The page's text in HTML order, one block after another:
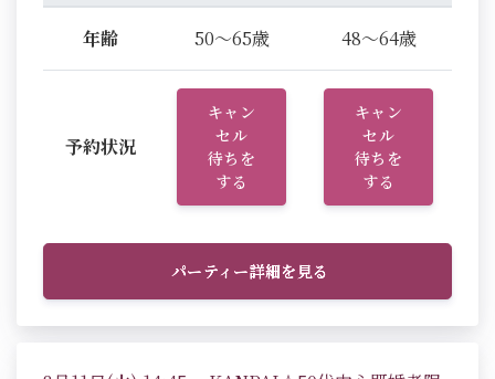
年齢 50～65歳 48～64歳
予約状況
キャン
セル
待ちを
する
キャン
セル
待ちを
する
パーティー詳細を見る